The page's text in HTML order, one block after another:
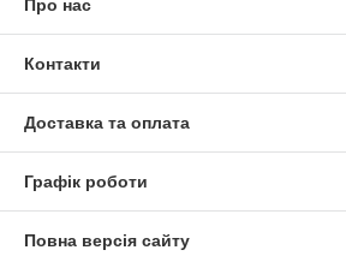
Про нас
Контакти
Доставка та оплата
Графік роботи
Повна версія сайту